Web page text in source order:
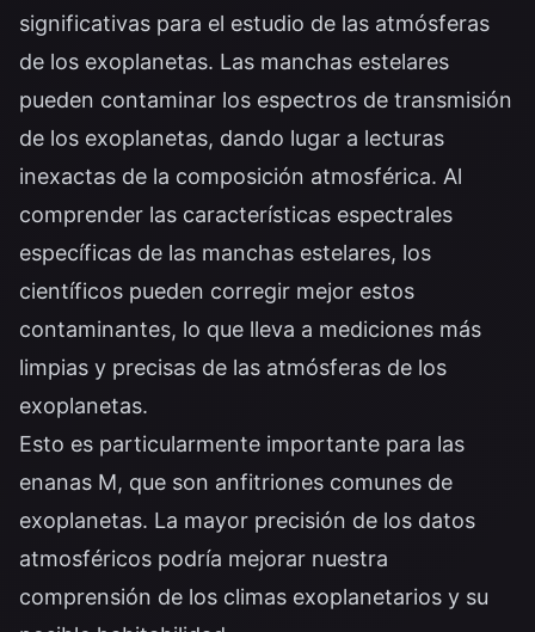
significativas para el estudio de las atmósferas
de los exoplanetas. Las manchas estelares
pueden contaminar los espectros de transmisión
de los exoplanetas, dando lugar a lecturas
inexactas de la composición atmosférica. Al
comprender las características espectrales
específicas de las manchas estelares, los
científicos pueden corregir mejor estos
contaminantes, lo que lleva a mediciones más
limpias y precisas de las atmósferas de los
exoplanetas.
Esto es particularmente importante para las
enanas M, que son anfitriones comunes de
exoplanetas. La mayor precisión de los datos
atmosféricos podría mejorar nuestra
comprensión de los climas exoplanetarios y su